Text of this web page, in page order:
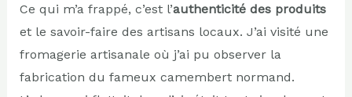
Ce qui m’a frappé, c’est l’authenticité des produits
et le savoir-faire des artisans locaux. J’ai visité une
fromagerie artisanale où j’ai pu observer la
fabrication du fameux camembert normand.